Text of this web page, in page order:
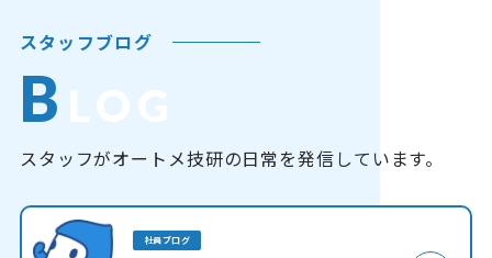
スタッフブログ
B
スタッフがオートメ技研の日常を発信しています。
社員ブログ